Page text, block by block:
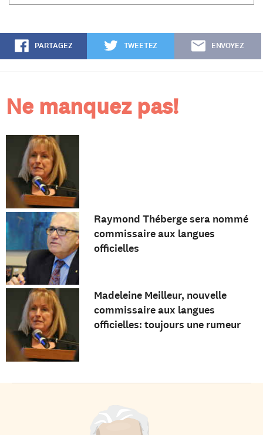
PARTAGEZ TWEETEZ ENVOYEZ
Ne manquez pas!
Raymond Théberge sera nommé
commissaire aux langues
officielles
Madeleine Meilleur, nouvelle
commissaire aux langues
officielles: toujours une rumeur